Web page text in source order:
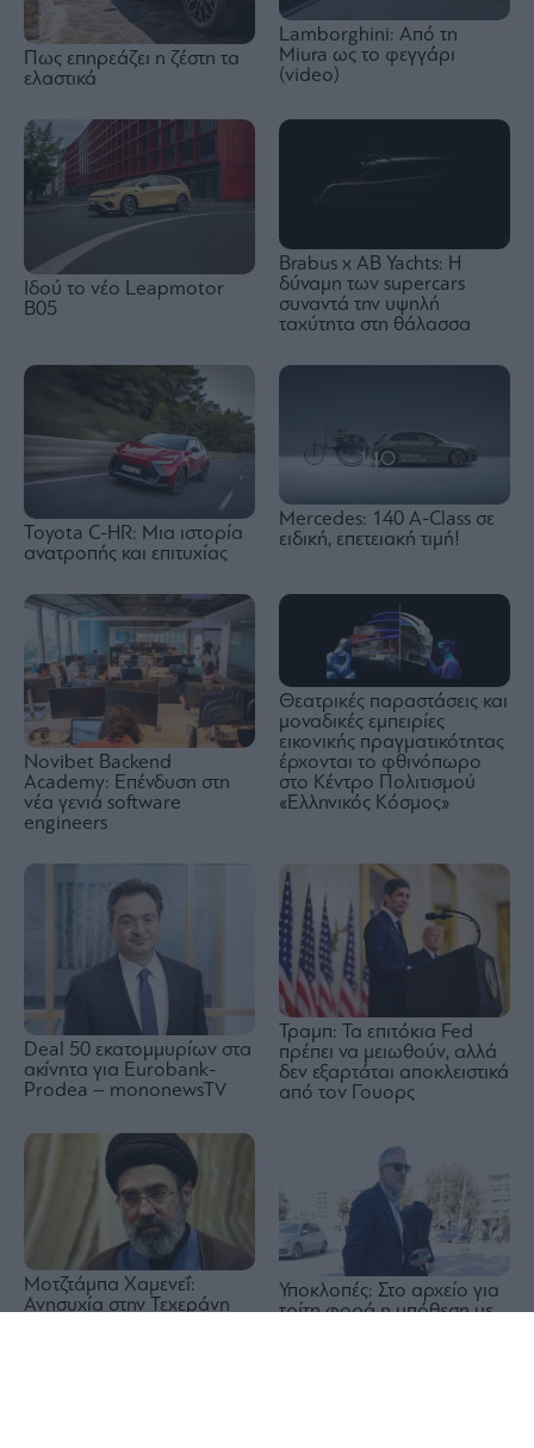
Πως επηρεάζει η ζέστη τα
ελαστικά
Lamborghini: Από τη
Miura ως το φεγγάρι
(video)
Ιδού τo νέο Leapmotor
B05
Brabus x AB Yachts: Η
δύναμη των supercars
συναντά την υψηλή
ταχύτητα στη θάλασσα
Toyota C-HR: Μια ιστορία
ανατροπής και επιτυχίας
Mercedes: 140 A-Class σε
ειδική, επετειακή τιμή!
Novibet Backend
Academy: Επένδυση στη
νέα γενιά software
engineers
Θεατρικές παραστάσεις και
μοναδικές εμπειρίες
εικονικής πραγματικότητας
έρχονται το φθινόπωρο
στο Κέντρο Πολιτισμού
«Ελληνικός Κόσμος»
Deal 50 εκατομμυρίων στα
ακίνητα για Eurobank-
Prodea – mononewsTV
Τραμπ: Τα επιτόκια Fed
πρέπει να μειωθούν, αλλά
δεν εξαρτάται αποκλειστικά
από τον Γουορς
Μοτζτάμπα Χαμενεΐ:
Ανησυχία στην Τεχεράνη
Υποκλοπές: Στο αρχείο για
τρίτη φορά η υπόθεση με